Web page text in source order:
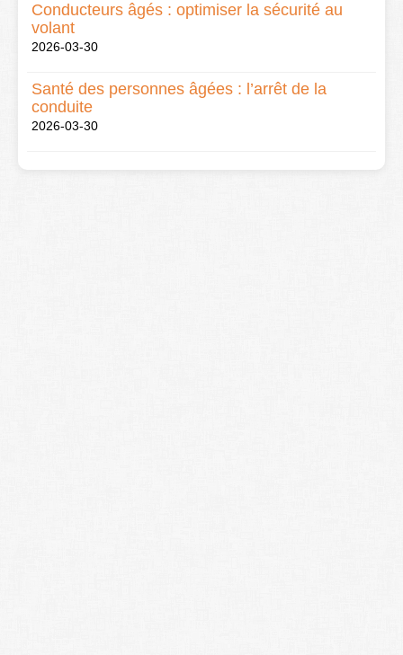
Conducteurs âgés : optimiser la sécurité au
volant
2026-03-30
Santé des personnes âgées : l’arrêt de la
conduite
2026-03-30